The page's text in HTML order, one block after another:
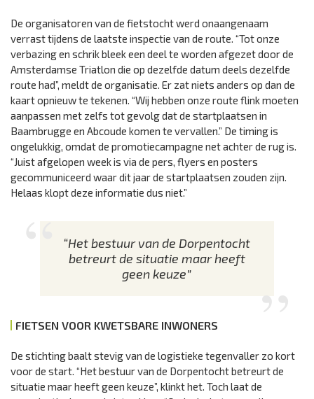
De organisatoren van de fietstocht werd onaangenaam
verrast tijdens de laatste inspectie van de route. “Tot onze
verbazing en schrik bleek een deel te worden afgezet door de
Amsterdamse Triatlon die op dezelfde datum deels dezelfde
route had”, meldt de organisatie. Er zat niets anders op dan de
kaart opnieuw te tekenen. “Wij hebben onze route flink moeten
aanpassen met zelfs tot gevolg dat de startplaatsen in
Baambrugge en Abcoude komen te vervallen.” De timing is
ongelukkig, omdat de promotiecampagne net achter de rug is.
“Juist afgelopen week is via de pers, flyers en posters
gecommuniceerd waar dit jaar de startplaatsen zouden zijn.
Helaas klopt deze informatie dus niet.”
“Het bestuur van de Dorpentocht
betreurt de situatie maar heeft
geen keuze”
FIETSEN VOOR KWETSBARE INWONERS
De stichting baalt stevig van de logistieke tegenvaller zo kort
voor de start. “Het bestuur van de Dorpentocht betreurt de
situatie maar heeft geen keuze”, klinkt het. Toch laat de